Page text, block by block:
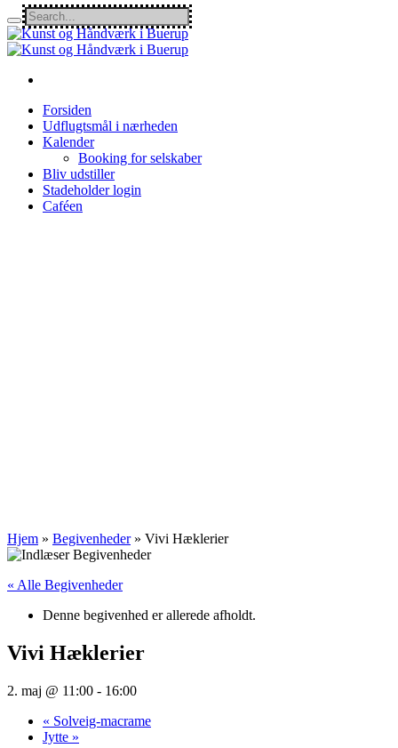
Forsiden
Udflugtsmål i nærheden
Kalender
Booking for selskaber
Bliv udstiller
Stadeholder login
Caféen
Hjem » Begivenheder» Vivi Hæklerier
« Alle Begivenheder
Denne begivenhed er allerede afholdt.
Vivi Hæklerier
2. maj @ 11:00 - 16:00
« Solveig-macrame
Jytte »